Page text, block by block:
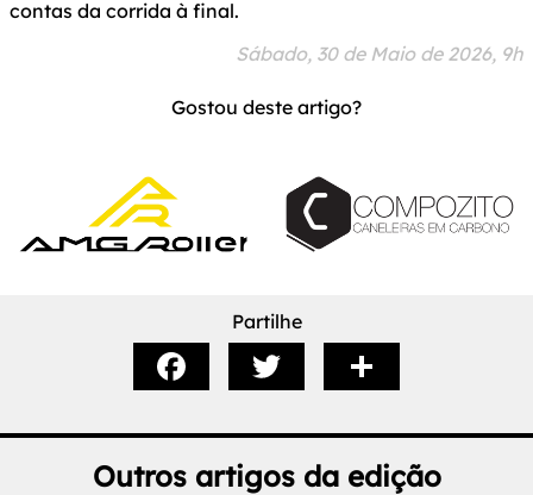
contas da corrida à final.
Sábado, 30 de Maio de 2026, 9h
Gostou deste artigo?
Partilhe
Outros artigos da edição